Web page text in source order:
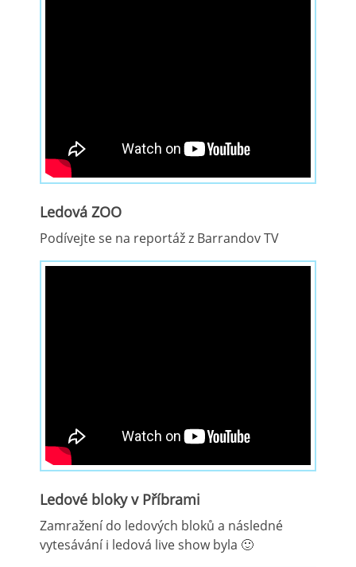
Ledová ZOO
Podívejte se na reportáž z Barrandov TV
Ledové bloky v Příbrami
Zamražení do ledových bloků a následné
vytesávání i ledová live show byla 🙂